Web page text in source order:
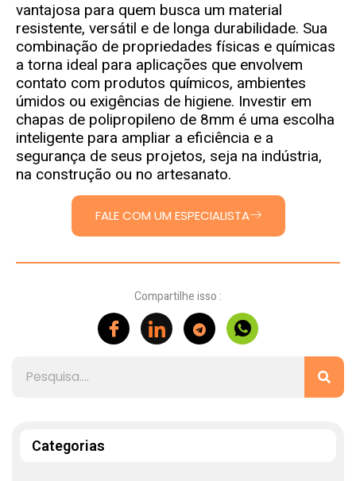
vantajosa para quem busca um material
resistente, versátil e de longa durabilidade. Sua
combinação de propriedades físicas e químicas
a torna ideal para aplicações que envolvem
contato com produtos químicos, ambientes
úmidos ou exigências de higiene. Investir em
chapas de polipropileno de 8mm é uma escolha
inteligente para ampliar a eficiência e a
segurança de seus projetos, seja na indústria,
na construção ou no artesanato.
FALE COM UM ESPECIALISTA
Compartilhe isso :
Categorias